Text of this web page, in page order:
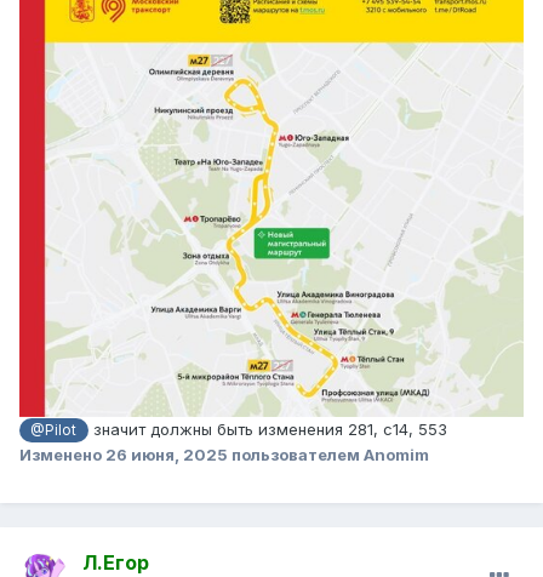
@Pilot
значит должны быть изменения 281, с14, 553
Изменено 26 июня, 2025 пользователем Anomim
Л.Егор